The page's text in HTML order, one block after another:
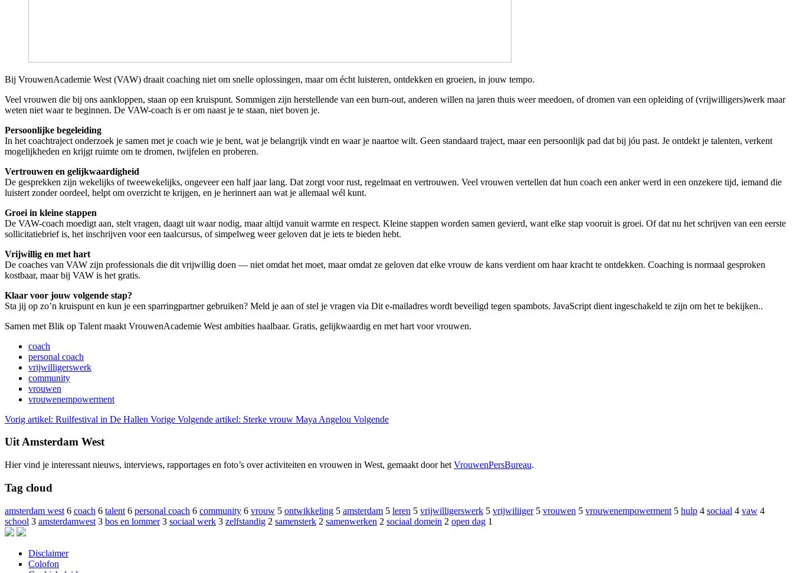
Bij VrouwenAcademie West (VAW) draait coaching niet om snelle oplossingen, maar om écht luisteren, ontdekken en groeien, in jouw tempo.
Veel vrouwen die bij ons aankloppen, staan op een kruispunt. Sommigen zijn herstellende van een burn-out, anderen willen na jaren thuis weer meedoen, of dromen van een opleiding of (vrijwilligers)werk maar
weten niet waar te beginnen. De VAW-coach is er om naast je te staan, niet boven je.
Persoonlijke begeleiding
In het coachtraject onderzoek je samen met je coach wie je bent, wat je belangrijk vindt en waar je naartoe wilt. Geen standaard traject, maar een persoonlijk pad dat bij jóu past. Je ontdekt je talenten, verkent
mogelijkheden en krijgt ruimte om te dromen, twijfelen en proberen.
Vertrouwen en gelijkwaardigheid
De gesprekken zijn wekelijks of tweewekelijks, ongeveer een half jaar lang. Dat zorgt voor rust, regelmaat en vertrouwen. Veel vrouwen vertellen dat hun coach een anker werd in een onzekere tijd, iemand die
luistert zonder oordeel, helpt om overzicht te krijgen, en je herinnert aan wat je allemaal wél kunt.
Groei in kleine stappen
De VAW-coach moedigt aan, stelt vragen, daagt uit waar nodig, maar altijd vanuit warmte en respect. Kleine stappen worden samen gevierd, want elke stap vooruit is groei. Of dat nu het schrijven van een eerste
sollicitatiebrief is, het inschrijven voor een taalcursus, of simpelweg weer geloven dat je iets te bieden hebt.
Vrijwillig en met hart
De coaches van VAW zijn professionals die dit vrijwillig doen — niet omdat het moet, maar omdat ze geloven dat elke vrouw de kans verdient om haar kracht te ontdekken. Coaching is normaal gesproken
kostbaar, maar bij VAW is het gratis.
Klaar voor jouw volgende stap?
Sta jij op zo’n kruispunt en kun je een sparringpartner gebruiken? Meld je aan of stel je vragen via Dit e-mailadres wordt beveiligd tegen spambots. JavaScript dient ingeschakeld te zijn om het te bekijken..
Samen met Blik op Talent maakt VrouwenAcademie West ambities haalbaar. Gratis, gelijkwaardig en met hart voor vrouwen.
coach
personal coach
vrijwilligerswerk
community
vrouwen
vrouwenempowerment
Vorig artikel: Ruilfestival in De Hallen Vorige Volgende artikel: Sterke vrouw Maya Angelou Volgende
Uit Amsterdam West
Hier vind je interessant nieuws, interviews, rapportages en foto’s over activiteiten en vrouwen in West, gemaakt door het VrouwenPersBureau.
Tag cloud
amsterdam west 6 coach 6 talent 6 personal coach 6 community 6 vrouw 5 ontwikkeling 5 amsterdam 5 leren 5 vrijwilligerswerk 5 vrijwiliiger 5 vrouwen 5 vrouwenempowerment 5 hulp 4 sociaal 4 vaw 4
school 3 amsterdamwest 3 bos en lommer 3 sociaal werk 3 zelfstandig 2 samensterk 2 samenwerken 2 sociaal domein 2 open dag 1
Disclaimer
Colofon